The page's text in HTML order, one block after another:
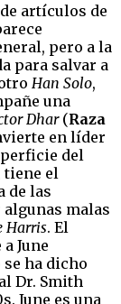
artículos de
pero a la
para salvar a
Han Solo,
una
Dhar(Raza
en líder
del
tiene el
de las
malas
Harris. El
June
ha dicho
Dr. Smith
June es una